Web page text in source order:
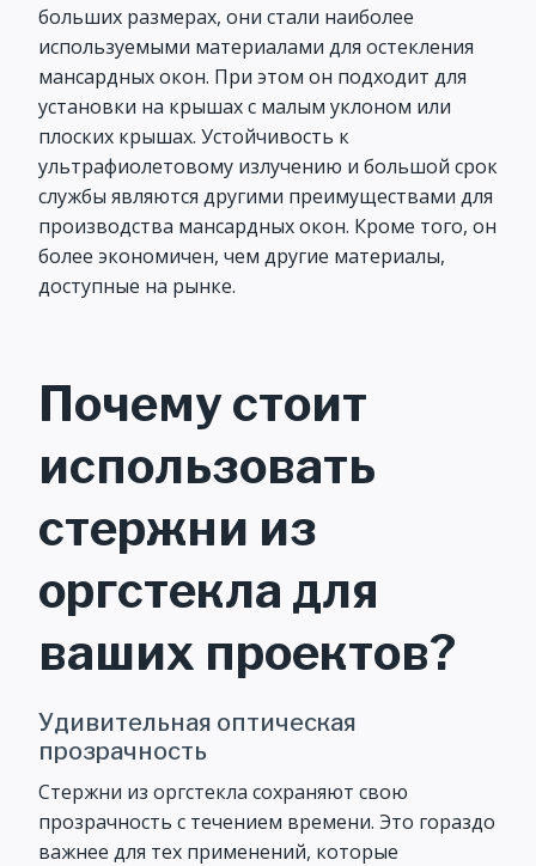
больших размерах, они стали наиболее
используемыми материалами для остекления
мансардных окон. При этом он подходит для
установки на крышах с малым уклоном или
плоских крышах. Устойчивость к
ультрафиолетовому излучению и большой срок
службы являются другими преимуществами для
производства мансардных окон. Кроме того, он
более экономичен, чем другие материалы,
доступные на рынке.
Почему стоит
использовать
стержни из
оргстекла для
ваших проектов?
Удивительная оптическая
прозрачность
Стержни из оргстекла сохраняют свою
прозрачность с течением времени. Это гораздо
важнее для тех применений, которые